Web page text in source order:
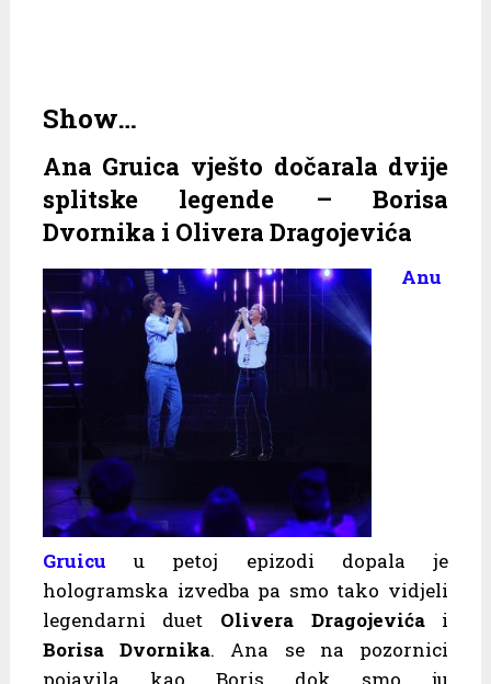
Show…
Ana Gruica vješto dočarala dvije
splitske legende – Borisa
Dvornika i Olivera Dragojevića
Anu
Gruicu u petoj epizodi dopala je
hologramska izvedba pa smo tako vidjeli
legendarni duet Olivera Dragojevićai
Borisa Dvornika. Ana se na pozornici